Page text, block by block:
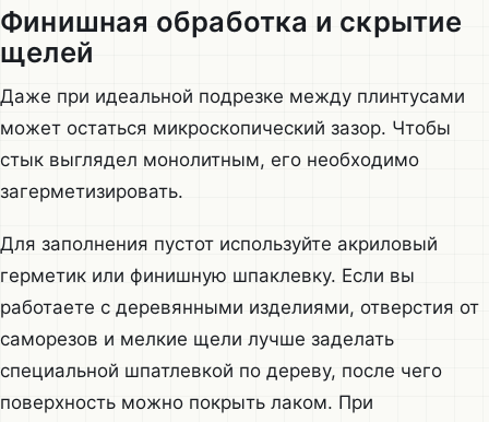
Финишная обработка и скрытие
щелей
Даже при идеальной подрезке между плинтусами
может остаться микроскопический зазор. Чтобы
стык выглядел монолитным, его необходимо
загерметизировать.
Для заполнения пустот используйте акриловый
герметик или финишную шпаклевку. Если вы
работаете с деревянными изделиями, отверстия от
саморезов и мелкие щели лучше заделать
специальной шпатлевкой по дереву, после чего
поверхность можно покрыть лаком. При